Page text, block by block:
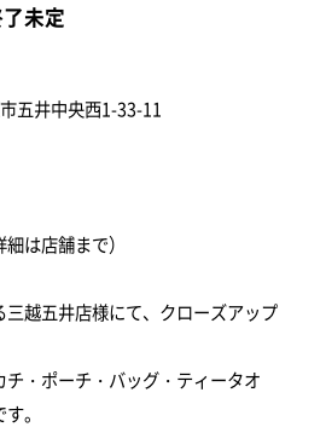
未定
五井中央西1-33-11
は店舗まで）
越五井店様にて、クローズアップ
・ポーチ・バッグ・ティータオ
。